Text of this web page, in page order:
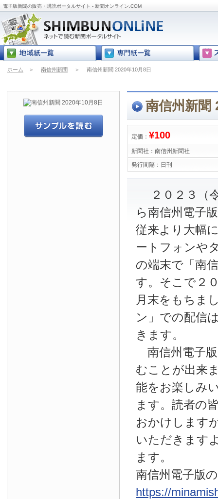
電子版新聞の販売・購読ポータルサイト - 新聞オンライン.COM
ホーム ＞ 南信州新聞 ＞ 南信州新聞 2020年10月8日
南信州新聞
定価： ¥100
新聞社： 南信州新聞社
発行間隔： 日刊
２０２３（
ら南信州電子
従来より大幅
ートフォンや
の端末で「南
す。そこで２
月末をもちま
ン」での配信
きます。
南信州電子
むことが出来
能をお楽しみ
ます。読者の
おかけします
いただきます
ます。
南信州電子版
https://